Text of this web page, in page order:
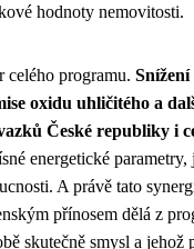
hodnoty nemovitosti.
celého programu. Snížení
oxidu uhličitého a
České republiky i
energetické parametry,
A právě tato
přínosem dělá z
skutečně smysl a